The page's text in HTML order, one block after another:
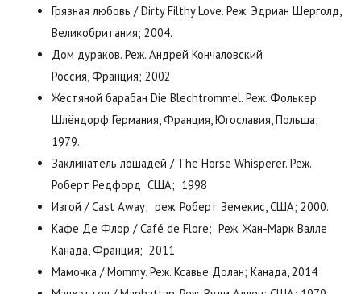
Грязная любовь / Dirty Filthy Love. Реж. Эдриан Шерголд,
Великобритания; 2004.
Дом дураков. Реж. Андрей Кончаловский
Россия, Франция; 2002
Жестяной барабан Die Blechtrommel. Реж. Фолькер
Шлёндорф Германия, Франция, Югославия, Польша;
1979.
Заклинатель лошадей / The Horse Whisperer. Реж.
Роберт Редфорд США; 1998
Изгой / Cast Away; реж. Роберт Земекис, США; 2000.
Кафе Де Флор / Café de Flore; Реж. Жан-Марк Валле
Канада, Франция; 2011
Мамочка / Mommy. Реж. Ксавье Долан; Канада, 2014